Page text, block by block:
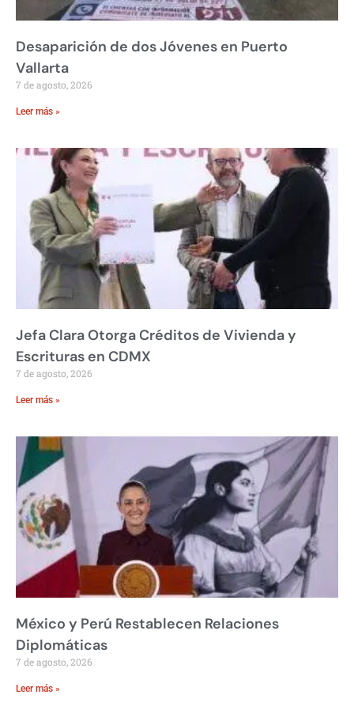
Desaparición de dos Jóvenes en Puerto
Vallarta
7 de agosto, 2026
Leer más »
Jefa Clara Otorga Créditos de Vivienda y
Escrituras en CDMX
7 de agosto, 2026
Leer más »
México y Perú Restablecen Relaciones
Diplomáticas
7 de agosto, 2026
Leer más »